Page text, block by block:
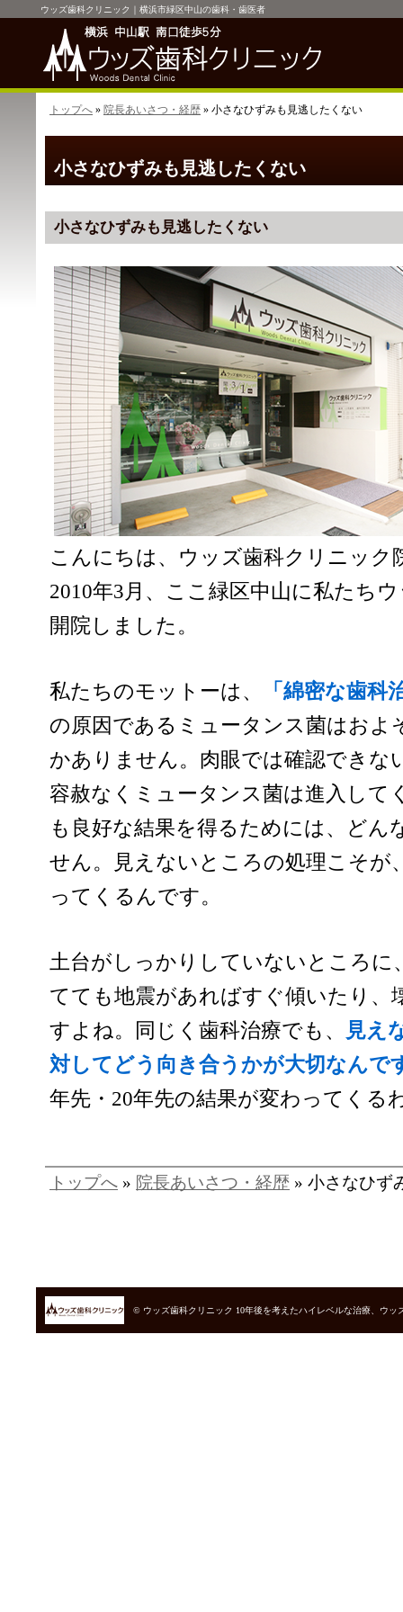
小さなひずみも見逃したくない
ウッズ歯科クリニック｜横浜市緑区中山の歯科・歯医者
トップへ » 院長あいさつ・経歴 » 小さなひずみも見逃したくない
小さなひずみも見逃したくない
こんにちは、ウッズ歯科クリニック
2010年3月、ここ緑区中山に私たち
開院しました。
私たちのモットーは、
「綿密な歯科
の原因であるミュータンス菌はおよ
かありません。肉眼では確認できな
容赦なくミュータンス菌は進入して
も良好な結果を得るためには、どん
せん。見えないところの処理こそが
ってくるんです。
土台がしっかりしていないところに
てても地震があればすぐ傾いたり、
すよね。同じく歯科治療でも、
見え
対してどう向き合うかが大切なんで
年先・20年先の結果が変わってくる
トップへ » 院長あいさつ・経歴 » 小さなひず
© ウッズ歯科クリニック 10年後を考えたハイレベルな治療、ウ